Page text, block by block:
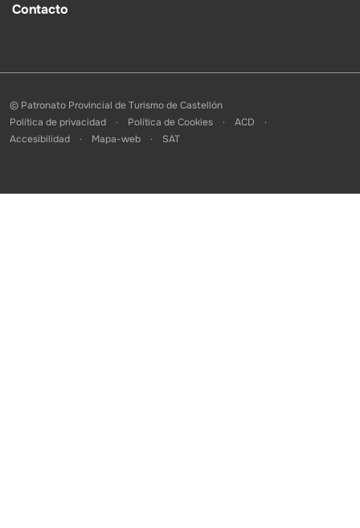
Contacto
© Patronato Provincial de Turismo de Castellón
Política de privacidad
Política de Cookies
ACD
Accesibilidad
Mapa-web SAT